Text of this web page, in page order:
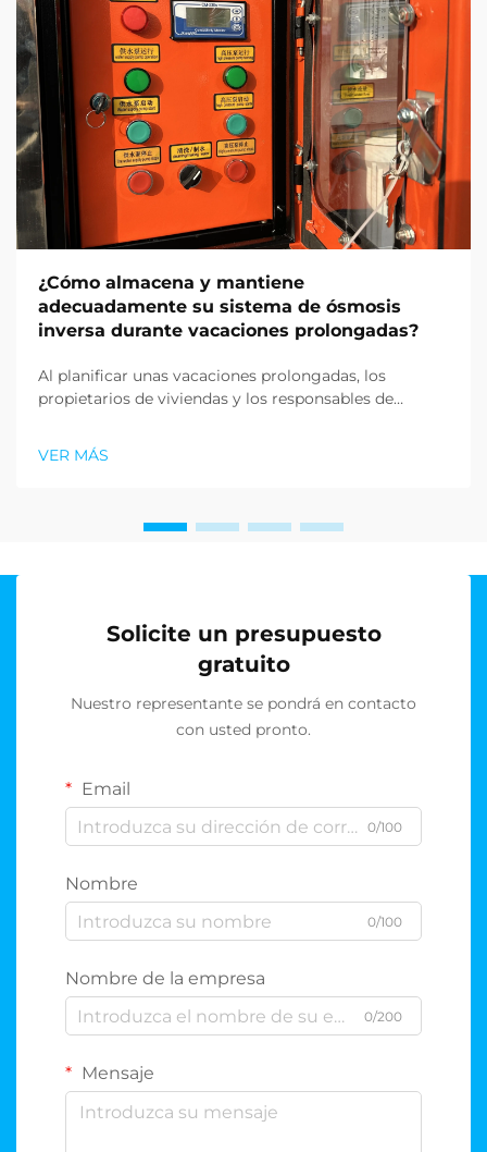
¿Cómo almacena y mantiene
adecuadamente su sistema de ósmosis
inversa durante vacaciones prolongadas?
Al planificar unas vacaciones prolongadas, los
propietarios de viviendas y los responsables de
de mantenimiento que podría prevenir daños
costosos y asegurar la durabilidad del sistema. Su
VER MÁS
Solicite un presupuesto
gratuito
Nuestro representante se pondrá en contacto
con usted pronto.
Email
0/100
Nombre
0/100
Nombre de la empresa
0/200
Mensaje